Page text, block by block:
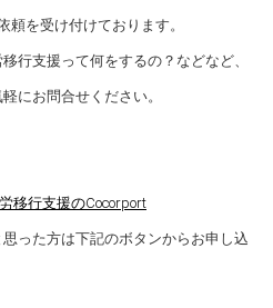
頼を受け付けております。
行支援って何をするの？などなど、
にお問合せください。
移行支援のCocorport
った方は下記のボタンからお申し込